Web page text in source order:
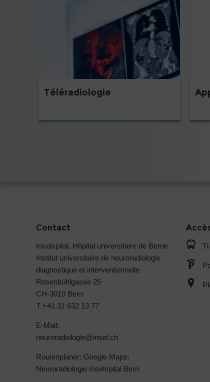
Téléradiologie
Contact
Inselspital, Hôpital universitaire de Berne
Institut universitaire de neuroradiologie
diagnostique et interventionnelle
Rosenbühlgasse 25
CH-3010 Bern
T +41 31 632 13 77
E-Mail:
neuroradiologie@insel.ch
Routenplaner: Google Maps:
Neuroradiologie Inselspital Bern